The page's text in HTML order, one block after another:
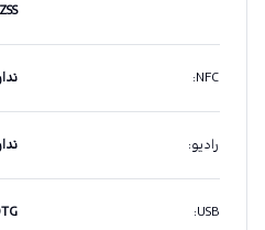
NFC
:
رادیو:
USB
: